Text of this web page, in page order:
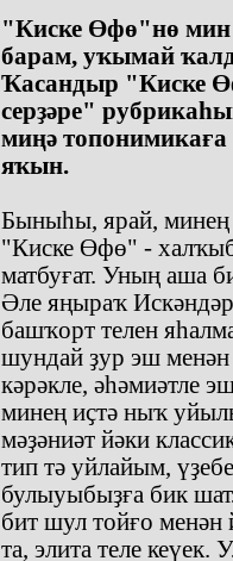
"Киске Өфө"нө мин
барам, уҡымай
Ҡасандыр "Киске
серҙәре"
миңә
яҡын.
Быныһы, ярай, минең
"Киске Өфө" -
матбуғат. Уның аша
Әле яңыраҡ
башҡорт телен
шундай ҙур эш
кәрәкле, әһәмиәтле
минең иҫтә ныҡ
мәҙәниәт йәки
тип тә уйлайым,
булыуыбыҙға бик
бит шул тойғо
та, элита теле кеүек.